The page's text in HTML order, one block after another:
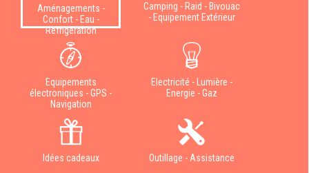
Aménagements -
Confort - Eau -
Réfrigération
Camping - Raid - Bivouac
- Equipement Extérieur
Equipements
électroniques - GPS -
Navigation
Electricité - Lumière -
Energie - Gaz
Idées cadeaux Outillage - Assistance